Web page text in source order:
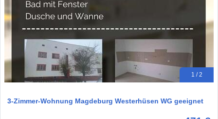
1 / 2
3-Zimmer-Wohnung Magdeburg Westerhüsen WG geeignet